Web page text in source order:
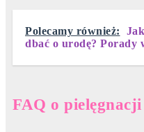
Polecamy również:
dbać o urodę? Porady
FAQ o